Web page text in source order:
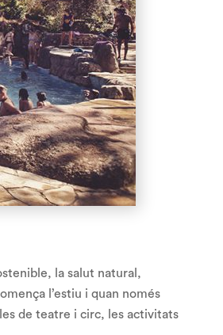
la salut natural,
l’estiu i quan només
de teatre i circ, les activitats